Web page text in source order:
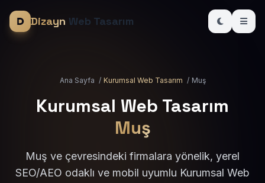
Dizayn Web Tasarım
Ana Sayfa / Kurumsal Web Tasarım / Muş
Kurumsal Web Tasarım
Muş
Muş ve çevresindeki firmalara yönelik, yerel
SEO/AEO odaklı ve mobil uyumlu Kurumsal Web